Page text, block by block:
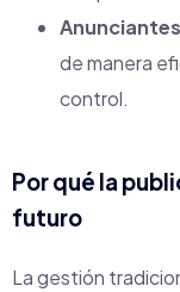
de manera
control.
Por qué la
futuro
La gestión